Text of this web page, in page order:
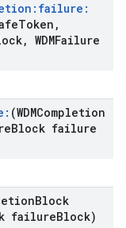
Token ,
, WDMFailure
(WDMCompletion
Block failure
Block
failureBlock)